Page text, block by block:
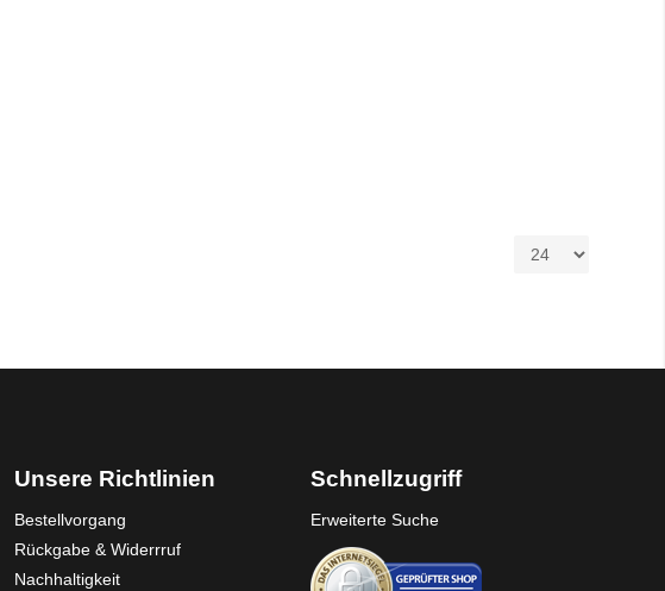
Unsere Richtlinien
Bestellvorgang
Rückgabe & Widerrruf
Nachhaltigkeit
Schnellzugriff
Erweiterte Suche